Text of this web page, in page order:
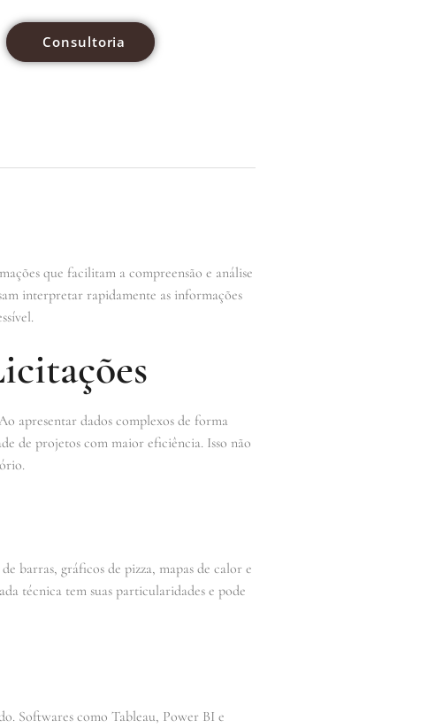
Consultoria
que facilitam a compreensão e análise
interpretar rapidamente as informações
apresentar dados complexos de forma
de projetos com maior eficiência. Isso não
barras, gráficos de pizza, mapas de calor e
técnica tem suas particularidades e pode
Softwares como Tableau, Power BI e